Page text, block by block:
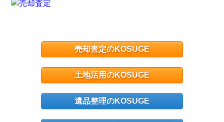
売却査定のKOSUGE
土地活用のKOSUGE
遺品整理のKOSUGE